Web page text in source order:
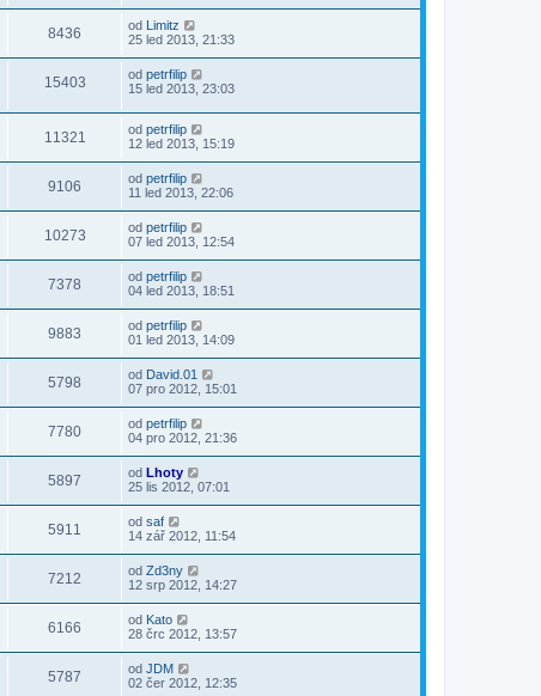
8436 od Limitz
25 led 2013, 21:33
15403 od petrfilip
15 led 2013, 23:03
11321 od petrfilip
12 led 2013, 15:19
9106 od petrfilip
11 led 2013, 22:06
10273 od petrfilip
07 led 2013, 12:54
7378 od petrfilip
04 led 2013, 18:51
9883 od petrfilip
01 led 2013, 14:09
5798 od David.01
07 pro 2012, 15:01
7780 od petrfilip
04 pro 2012, 21:36
5897 od Lhoty
25 lis 2012, 07:01
5911 od saf
14 zář 2012, 11:54
7212 od Zd3ny
12 srp 2012, 14:27
6166 od Kato
28 črc 2012, 13:57
5787 od JDM
02 čer 2012, 12:35